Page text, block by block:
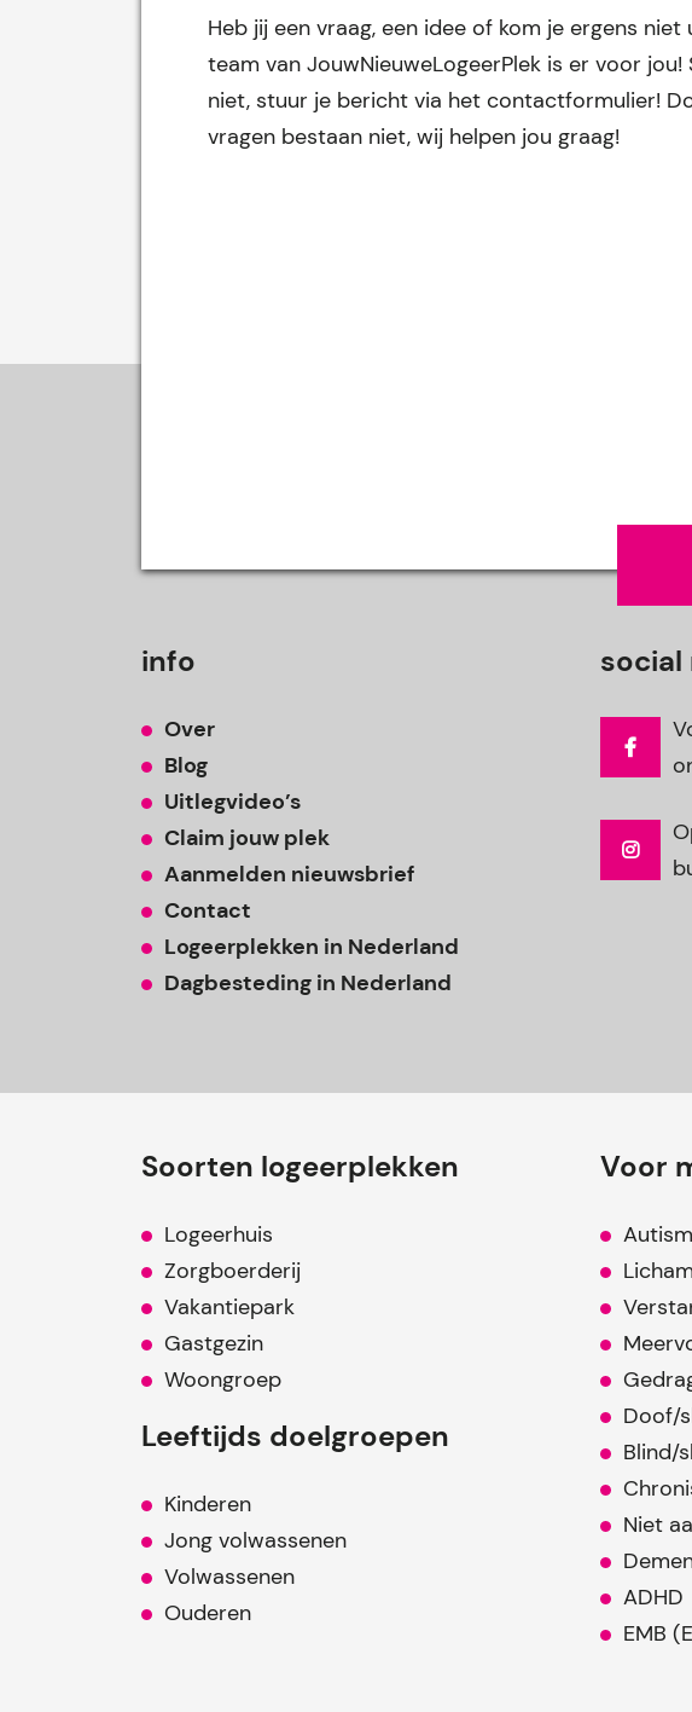
Heb jij een vraag, een idee of kom je ergens niet
team van JouwNieuweLogeerPlek is er voor jou!
niet, stuur je bericht via het contactformulier!
vragen bestaan niet, wij helpen jou graag!
info
Over
Blog
Uitlegvideo’s
Claim jouw plek
Aanmelden nieuwsbrief
Contact
Logeerplekken in Nederland
Dagbesteding in Nederland
social
Soorten logeerplekken
Logeerhuis
Zorgboerderij
Vakantiepark
Gastgezin
Woongroep
Leeftijds doelgroepen
Kinderen
Jong volwassenen
Volwassenen
Ouderen
Voor
Doof/
Blind/
Niet
ADHD
EMB